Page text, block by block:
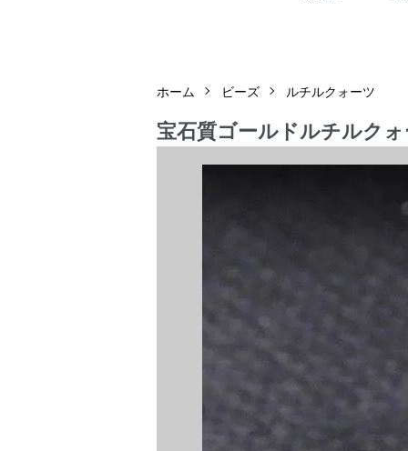
ホーム ビーズ ルチルクォーツ
宝石質ゴールドルチルク